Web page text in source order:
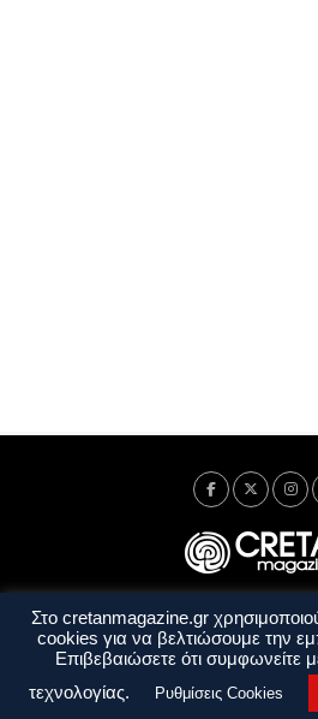
Ταυτότητα Πολιτική
Όροι και
Στο cretanmagazine.gr
cookies για να βελτιώσουμε την
Επιβεβαιώσετε ότι συμφωνείτε
τεχνολογίας.
Ρυθμίσεις Cookies